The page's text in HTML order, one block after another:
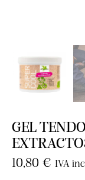
GEL
10,80 € IVA